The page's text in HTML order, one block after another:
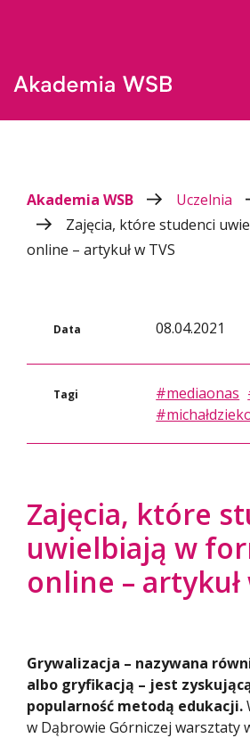
Akademia WSB Uczelnia
Zajęcia, które studenci
online – artykuł w TVS
Data 08.04.2021
Tagi #mediaonas
Zajęcia, które
uwielbiają w
online – artykuł
Grywalizacja – nazywana
albo gryfikacją – jest
popularność metodą edukacji.
w Dąbrowie Górniczej warsztaty